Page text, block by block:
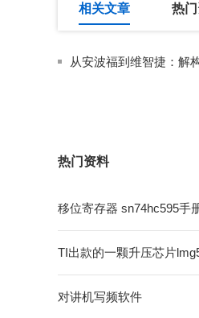
相关文章 热
热门资料
移位寄存器 sn74hc595手
TI出款的一颗升压芯片
对讲机写频软件